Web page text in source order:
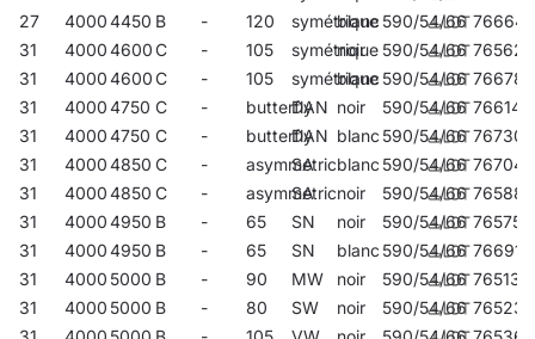
27
40004450 B - 120 symétrique
blanc 590/54/66 766640
31
40004600C - 105 symétrique
noir 590/54/66 765629
31
40004600C - 105 symétrique
blanc 590/54/66 766787
31
40004750 C - butterfly
DAN noir 590/54/66 766145
31
40004750 C - butterfly
DAN blanc 590/54/66 767302
31
40004850 C - asymmetric
SA blanc 590/54/66 767043
31
40004850 C - asymmetric
SA noir 590/54/66 765889
31
40004950 B - 65 SN noir 590/54/66 765759
31
40004950 B - 65 SN blanc 590/54/66 766916
31
4000 5000 B - 90 MW noir 590/54/66 765131
31
4000 5000 B - 80 SW noir 590/54/66 765230